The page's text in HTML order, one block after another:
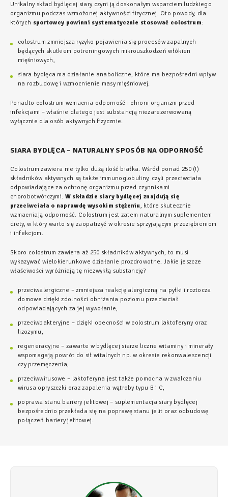
Unikalny skład bydlęcej siary czyni ją doskonałym wsparciem ludzkiego
organizmu podczas wzmożonej aktywności fizycznej. Oto powody, dla
których sportowcy powinni systematycznie stosować colostrum:
colostrum zmniejsza ryzyko pojawienia się procesów zapalnych
będących skutkiem potreningowych mikrouszkodzeń włókien
mięśniowych,
siara bydlęca ma działanie anaboliczne, które ma bezpośredni wpływ
na rozbudowę i wzmocnienie masy mięśniowej.
Ponadto colostrum wzmacnia odporność i chroni organizm przed
infekcjami – właśnie dlatego jest substancją niezarezerwowaną
wyłącznie dla osób aktywnych fizycznie.
SIARA BYDLĘCA – NATURALNY SPOSÓB NA ODPORNOŚĆ
Colostrum zawiera nie tylko dużą ilość białka. Wśród ponad 250 (!)
składników aktywnych są także immunoglobuliny, czyli przeciwciała
odpowiadające za ochronę organizmu przed czynnikami
chorobotwórczymi. W składzie siary bydlęcej znajdują się
przeciwciała o naprawdę wysokim stężeniu, które skutecznie
wzmacniają odporność. Colostrum jest zatem naturalnym suplementem
diety, w który warto się zaopatrzyć w okresie sprzyjającym przeziębieniom
i infekcjom.
Skoro colostrum zawiera aż 250 składników aktywnych, to musi
wykazywać wielokierunkowe działanie prozdrowotne. Jakie jeszcze
właściwości wyróżniają tę niezwykłą substancję?
przeciwalergiczne – zmniejsza reakcję alergiczną na pyłki i roztocza
domowe dzięki zdolności obniżania poziomu przeciwciał
odpowiadających za jej wywołanie,
przeciwbakteryjne – dzięki obecności w colostrum laktoferyny oraz
lizozymu,
regeneracyjne – zawarte w bydlęcej siarze liczne witaminy i minerały
wspomagają powrót do sił witalnych np. w okresie rekonwalescencji
czy przemęczenia,
przeciwwirusowe – laktoferyna jest także pomocna w zwalczaniu
wirusa opryszczki oraz zapalenia wątroby typu B i C,
poprawa stanu bariery jelitowej – suplementacja siary bydlęcej
bezpośrednio przekłada się na poprawę stanu jelit oraz odbudowę
połączeń bariery jelitowej.